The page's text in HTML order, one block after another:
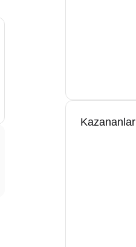
Kazananlar